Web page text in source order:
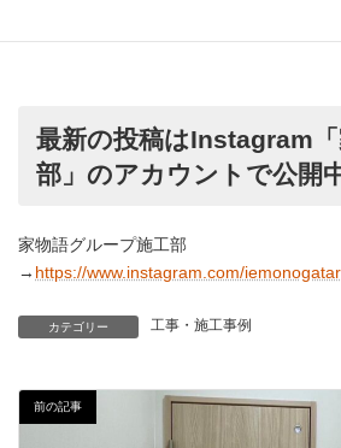
最新の投稿はInstagram
部」のアカウントで公開
家物語グループ施工部
→ https://www.instagram.com/
カテゴリー 工事・施工事例
前の記事